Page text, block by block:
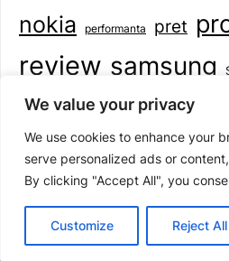
We value your privacy
We use cookies to enhance your
serve personalized ads or
By clicking "Accept All", you
Customize Reject All
nokia performanta pret
review samsung
smartphone specificatii
©2026 Mihai Baboi | Design: